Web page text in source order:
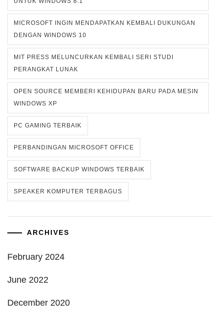
MICROSOFT INGIN MENDAPATKAN KEMBALI DUKUNGAN
DENGAN WINDOWS 10
MIT PRESS MELUNCURKAN KEMBALI SERI STUDI
PERANGKAT LUNAK
OPEN SOURCE MEMBERI KEHIDUPAN BARU PADA MESIN
WINDOWS XP
PC GAMING TERBAIK
PERBANDINGAN MICROSOFT OFFICE
SOFTWARE BACKUP WINDOWS TERBAIK
SPEAKER KOMPUTER TERBAGUS
ARCHIVES
February 2024
June 2022
December 2020